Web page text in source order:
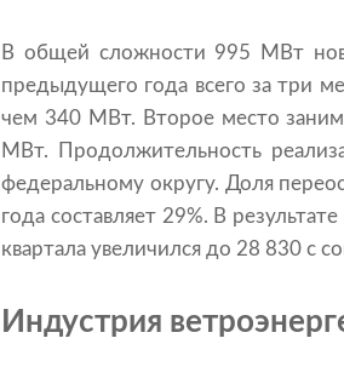
В общей сложности 995 МВт
предыдущего года всего за три
чем 340 МВт. Второе место
МВт. Продолжительность
федеральному округу. Доля
года составляет 29%. В
квартала увеличился до 28 830 с
Индустрия